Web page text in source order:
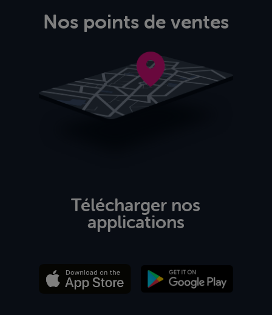
Nos points de ventes
Télécharger nos
applications